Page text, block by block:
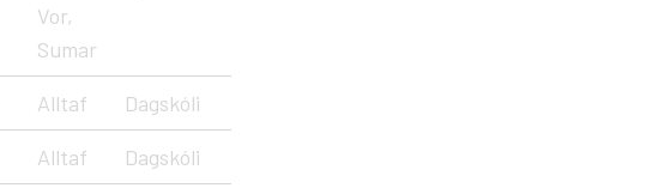
Vor,
Sumar
Alltaf Dagskóli
Alltaf Dagskóli